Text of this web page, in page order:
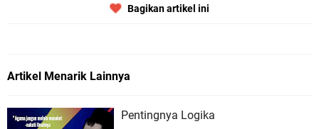
Bagikan artikel ini
Artikel Menarik Lainnya
Pentingnya Logika